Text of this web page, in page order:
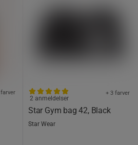
Star Gym bag 42, Black
+ 3 farver
2 anmeldelser
Star Wear